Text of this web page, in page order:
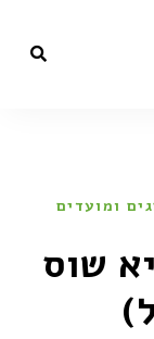
ומועדים
שוס